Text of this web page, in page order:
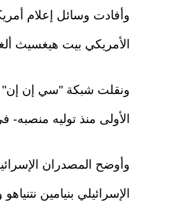
وأفادت وسائل إعلام
الأمريكي بيت هيغسيث
ونقلت شبكة "سي إن إن"
الأولى منذ توليه منصبه-
وأوضح المصدران
الإسرائيلي بنيامين